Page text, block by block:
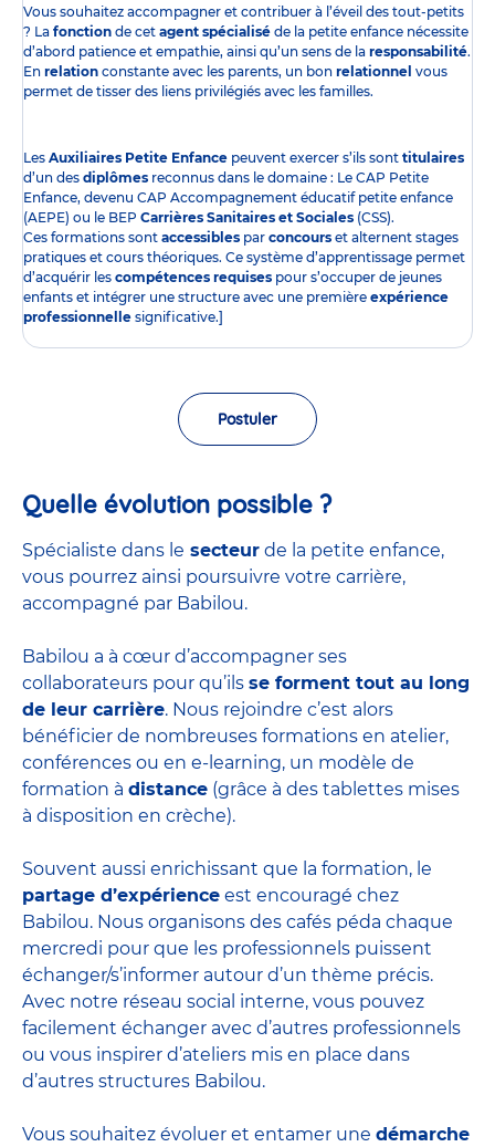
Vous souhaitez accompagner et contribuer à l’éveil des tout-petits
? La fonction de cet agent spécialisé de la petite enfance nécessite
d’abord patience et empathie, ainsi qu’un sens de la responsabilité.
En relation constante avec les parents, un bon relationnel vous
permet de tisser des liens privilégiés avec les familles.
Les Auxiliaires Petite Enfance peuvent exercer s’ils sont titulaires
d’un des diplômes reconnus dans le domaine : Le CAP Petite
Enfance, devenu CAP Accompagnement éducatif petite enfance
(AEPE) ou le BEP Carrières Sanitaires et Sociales (CSS).
Ces formations sont accessibles par concours et alternent stages
pratiques et cours théoriques. Ce système d’apprentissage permet
d’acquérir les compétences requises pour s’occuper de jeunes
enfants et intégrer une structure avec une première expérience
professionnelle significative.]
Postuler
Quelle évolution possible ?
Spécialiste dans le secteur de la petite enfance,
vous pourrez ainsi poursuivre votre carrière,
accompagné par Babilou.
Babilou a à cœur d’accompagner ses
collaborateurs pour qu’ils se forment tout au long
de leur carrière. Nous rejoindre c’est alors
bénéficier de nombreuses formations en atelier,
conférences ou en e-learning, un modèle de
formation à distance (grâce à des tablettes mises
à disposition en crèche).
Souvent aussi enrichissant que la formation, le
partage d’expérience est encouragé chez
Babilou. Nous organisons des cafés péda chaque
mercredi pour que les professionnels puissent
échanger/s’informer autour d’un thème précis.
Avec notre réseau social interne, vous pouvez
facilement échanger avec d’autres professionnels
ou vous inspirer d’ateliers mis en place dans
d’autres structures Babilou.
Vous souhaitez évoluer et entamer une démarche